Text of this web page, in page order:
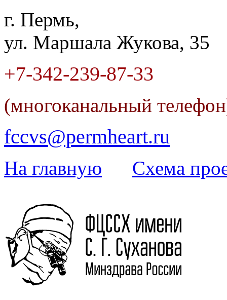
г. Пермь,
ул. Маршала Жукова, 35
+7-342-239-87-33
(многоканальный
fccvs@permheart.ru
На главную Cхема